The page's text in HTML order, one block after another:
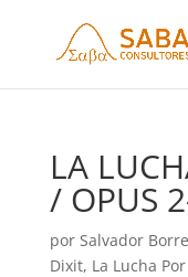
LA
/ OPUS
por Salvador
Dixit, La Lucha